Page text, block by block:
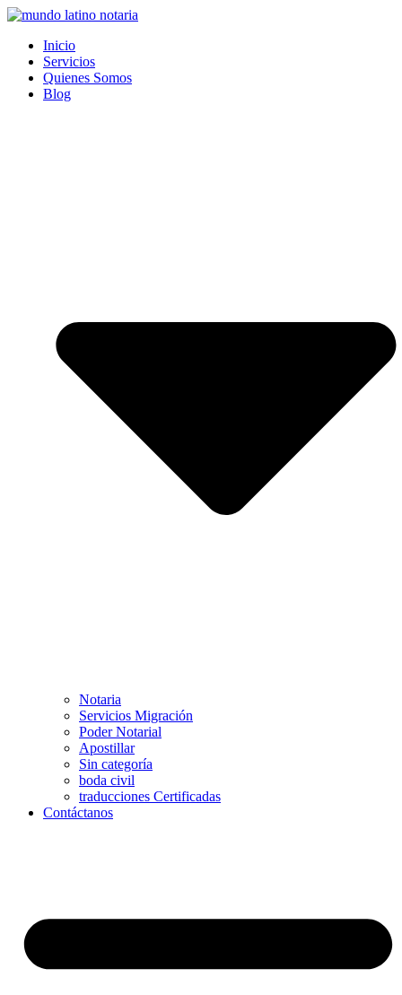
Saltar
contenido
Inicio
Servicios
Quienes Somos
Blog
Notaria
Servicios Migración
Poder Notarial
Apostillar
Sin categoría
boda civil
traducciones Certificadas
Contáctanos